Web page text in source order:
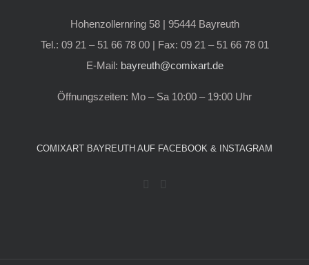
Hohenzollernring 58 | 95444 Bayreuth
Tel.: 09 21 – 51 66 78 00 | Fax: 09 21 – 51 66 78 01
E-Mail: bayreuth@comixart.de
Öffnungszeiten: Mo – Sa 10:00 – 19:00 Uhr
COMIXART BAYREUTH AUF FACEBOOK & INSTAGRAM